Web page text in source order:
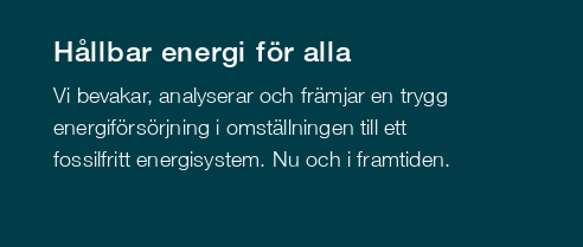
Hållbar energi för alla
Vi bevakar, analyserar och främjar en trygg
energiförsörjning i omställningen till ett
fossilfritt energisystem. Nu och i framtiden.